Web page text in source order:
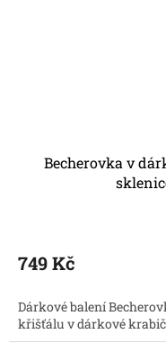
Becherovka v
produktu
je
z
5
hvězdiček.
749 Kč
Dárkové balení
křišťálu v dárkové